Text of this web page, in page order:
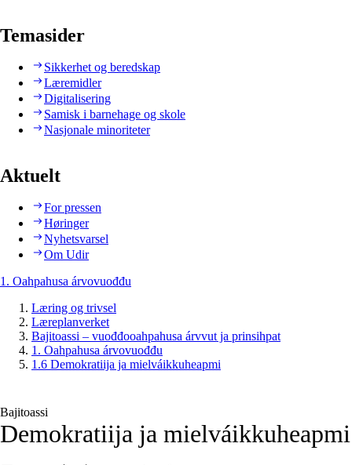
Temasider
Sikkerhet og beredskap
Læremidler
Digitalisering
Samisk i barnehage og skole
Nasjonale minoriteter
Aktuelt
For pressen
Høringer
Nyhetsvarsel
Om Udir
1. Oahpahusa árvovuođđu
Læring og trivsel
Læreplanverket
Bajitoassi – vuođđooahpahusa árvvut ja prinsihpat
1. Oahpahusa árvovuođđu
1.6 Demokratiija ja mielváikkuheapmi
Bajitoassi
Demokratiija ja mielváikkuheapmi